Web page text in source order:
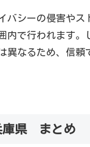
バシーの侵害やス
内で行われます。
異なるため、信頼
県 まとめ